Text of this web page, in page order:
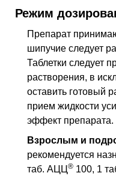
Режим
Препарат
шипучие следует
Таблетки следует
растворения, в
оставить готовый
прием жидкости
эффект препарата.
Взрослым и
рекомендуется
таб. АЦЦ ® 100, 1